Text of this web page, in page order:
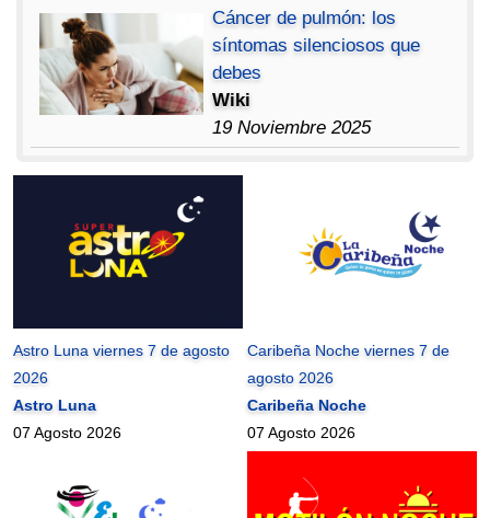
Cáncer de pulmón: los
síntomas silenciosos que
debes
Wiki
19 Noviembre 2025
Astro Luna viernes 7 de agosto
2026
Astro Luna
07 Agosto 2026
Caribeña Noche viernes 7 de
agosto 2026
Caribeña Noche
07 Agosto 2026